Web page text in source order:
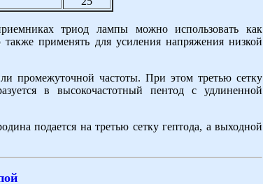
триод лампы можно использовать как
применять для усиления напряжения низкой
промежуточной частоты. При этом третью сетку
в высокочастотный пентод с удлиненной
подается на третью сетку гептода, а выходной